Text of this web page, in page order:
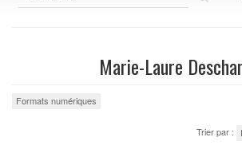
Marie-Laure
Formats numériques
Trier par :